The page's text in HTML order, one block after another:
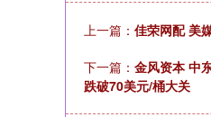
上一篇： 佳荣网配 美
下一篇： 金风资本 中
跌破70美元/桶大关